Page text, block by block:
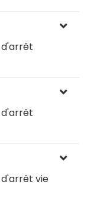
d'arrêt
d'arrêt
vie